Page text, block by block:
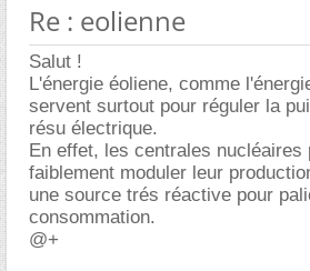
Re : eolienne
Salut !
L'énergie éoliene, comme
servent surtout pour réguler la
résu électrique.
En effet, les centrales nucléaires
faiblement moduler leur
une source trés réactive pour
consommation.
@+